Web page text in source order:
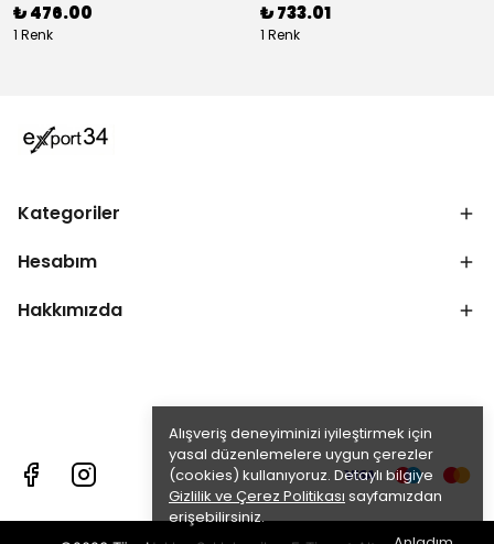
Alışveriş deneyiminizi iyileştirmek için
yasal düzenlemelere uygun çerezler
(cookies) kullanıyoruz. Detaylı bilgiye
Gizlilik ve Çerez Politikası sayfamızdan
erişebilirsiniz.
₺ 476.00
1 Renk
₺ 733.01
1 Renk
Kategoriler
Hesabım
Hakkımızda